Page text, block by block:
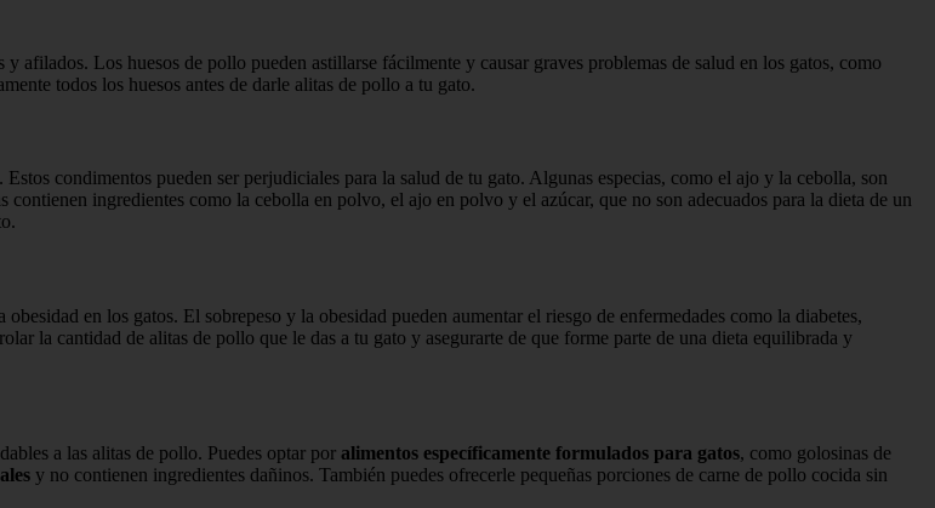
afilados. Los huesos de pollo pueden astillarse fácilmente y causar graves problemas de salud en los gatos, como
todos los huesos antes de darle alitas de pollo a tu gato.
condimentos pueden ser perjudiciales para la salud de tu gato. Algunas especias, como el ajo y la cebolla, son
ingredientes como la cebolla en polvo, el ajo en polvo y el azúcar, que no son adecuados para la dieta de un
en los gatos. El sobrepeso y la obesidad pueden aumentar el riesgo de enfermedades como la diabetes,
la cantidad de alitas de pollo que le das a tu gato y asegurarte de que forme parte de una dieta equilibrada y
a las alitas de pollo. Puedes optar por alimentos específicamente formulados para gatos, como golosinas de
y no contienen ingredientes dañinos. También puedes ofrecerle pequeñas porciones de carne de pollo cocida sin